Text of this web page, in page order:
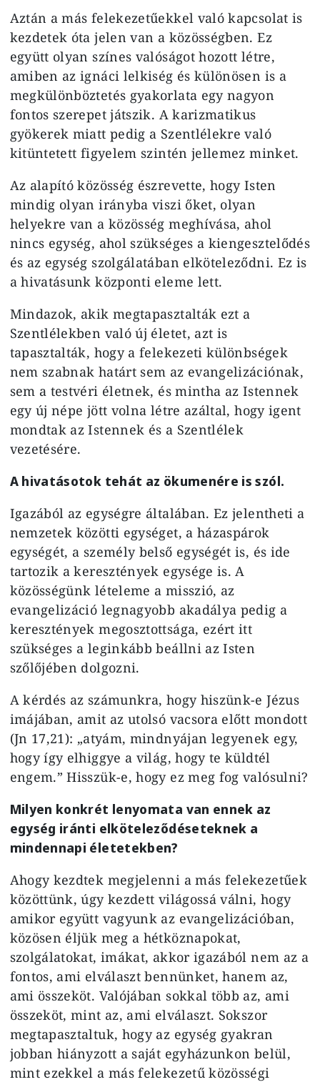
Aztán a más felekezetűekkel való kapcsolat is
kezdetek óta jelen van a közösségben. Ez
együtt olyan színes valóságot hozott létre,
amiben az ignáci lelkiség és különösen is a
megkülönböztetés gyakorlata egy nagyon
fontos szerepet játszik. A karizmatikus
gyökerek miatt pedig a Szentlélekre való
kitüntetett figyelem szintén jellemez minket.
Az alapító közösség észrevette, hogy Isten
mindig olyan irányba viszi őket, olyan
helyekre van a közösség meghívása, ahol
nincs egység, ahol szükséges a kiengesztelődés
és az egység szolgálatában elköteleződni. Ez is
a hivatásunk központi eleme lett.
Mindazok, akik megtapasztalták ezt a
Szentlélekben való új életet, azt is
tapasztalták, hogy a felekezeti különbségek
nem szabnak határt sem az evangelizációnak,
sem a testvéri életnek, és mintha az Istennek
egy új népe jött volna létre azáltal, hogy igent
mondtak az Istennek és a Szentlélek
vezetésére.
A hivatásotok tehát az ökumenére is szól.
Igazából az egységre általában. Ez jelentheti a
nemzetek közötti egységet, a házaspárok
egységét, a személy belső egységét is, és ide
tartozik a keresztények egysége is. A
közösségünk lételeme a misszió, az
evangelizáció legnagyobb akadálya pedig a
keresztények megosztottsága, ezért itt
szükséges a leginkább beállni az Isten
szőlőjében dolgozni.
A kérdés az számunkra, hogy hiszünk-e Jézus
imájában, amit az utolsó vacsora előtt mondott
(Jn 17,21): „atyám, mindnyájan legyenek egy,
hogy így elhiggye a világ, hogy te küldtél
engem.” Hisszük-e, hogy ez meg fog valósulni?
Milyen konkrét lenyomata van ennek az
egység iránti elköteleződéseteknek a
mindennapi életetekben?
Ahogy kezdtek megjelenni a más felekezetűek
közöttünk, úgy kezdett világossá válni, hogy
amikor együtt vagyunk az evangelizációban,
közösen éljük meg a hétköznapokat,
szolgálatokat, imákat, akkor igazából nem az a
fontos, ami elválaszt bennünket, hanem az,
ami összeköt. Valójában sokkal több az, ami
összeköt, mint az, ami elválaszt. Sokszor
megtapasztaltuk, hogy az egység gyakran
jobban hiányzott a saját egyházunkon belül,
mint ezekkel a más felekezetű közösségi